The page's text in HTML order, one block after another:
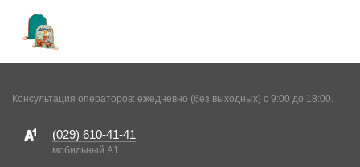
Консультация операторов: ежедневно (без выходных) с 9:00 до 18:00.
(029) 610-41-41
мобильный A1